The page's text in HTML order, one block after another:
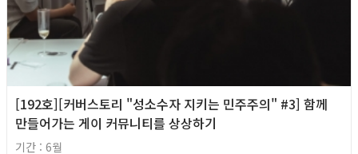
[192호][커버스토리 "성소수자 지키는 민주주의" #3] 함께
만들어가는 게이 커뮤니티를 상상하기
기간 : 6월